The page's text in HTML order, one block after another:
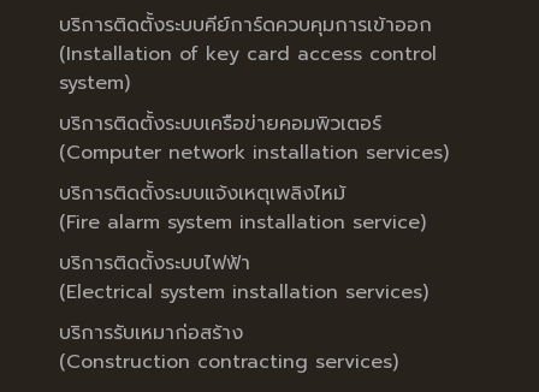
บริการติดตั้งระบบคีย์การ์ดควบคุมการเข้าออก
(Installation of key card access control
system)
บริการติดตั้งระบบเครือข่ายคอมพิวเตอร์
(Computer network installation services)
บริการติดตั้งระบบแจ้งเหตุเพลิงไหม้
(Fire alarm system installation service)
บริการติดตั้งระบบไฟฟ้า
(Electrical system installation services)
บริการรับเหมาก่อสร้าง
(Construction contracting services)